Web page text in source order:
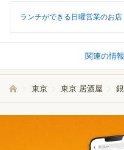
ランチができる日曜営業のお店
関連の情
東京 東京 居酒屋